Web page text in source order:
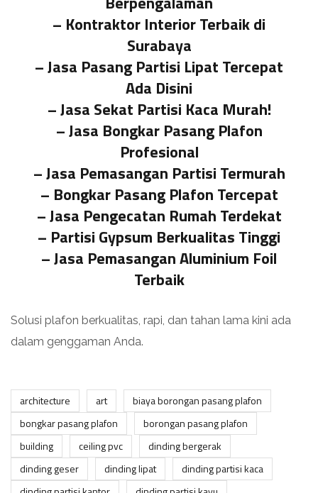
– Kontraktor Interior Terbaik di
Surabaya
–Jasa Pasang Partisi Lipat Tercepat
Ada Disini
–Jasa Sekat Partisi Kaca Murah!
–Jasa Bongkar Pasang Plafon
Profesional
–Jasa Pemasangan Partisi Termurah
– Bongkar Pasang Plafon Tercepat
–Jasa Pengecatan Rumah Terdekat
– Partisi Gypsum Berkualitas Tinggi
–Jasa Pemasangan Aluminium Foil
Terbaik
Solusi plafon berkualitas, rapi, dan tahan lama kini ada
dalam genggaman Anda.
architecture art
biaya borongan pasang plafon
bongkar pasang plafon
borongan pasang plafon
building
ceiling pvc
dinding bergerak
dinding geser
dinding lipat
dinding partisi kaca